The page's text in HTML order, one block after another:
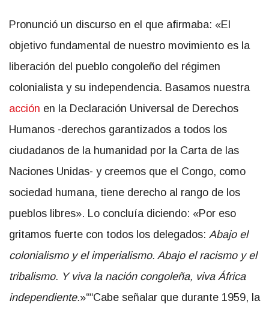
Pronunció un discurso en el que afirmaba: «El
objetivo fundamental de nuestro movimiento es la
liberación del pueblo congoleño del régimen
colonialista y su independencia. Basamos nuestra
acción en la Declaración Universal de Derechos
Humanos -derechos garantizados a todos los
ciudadanos de la humanidad por la Carta de las
Naciones Unidas- y creemos que el Congo, como
sociedad humana, tiene derecho al rango de los
pueblos libres». Lo concluía diciendo: «Por eso
gritamos fuerte con todos los delegados: Abajo el
colonialismo y el imperialismo. Abajo el racismo y el
tribalismo. Y viva la nación congoleña, viva África
independiente.» “Cabe señalar que durante 1959, la